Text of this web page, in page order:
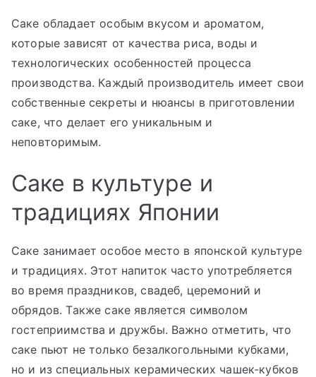
Саке обладает особым вкусом и ароматом,
которые зависят от качества риса, воды и
технологических особенностей процесса
производства. Каждый производитель имеет свои
собственные секреты и нюансы в приготовлении
саке, что делает его уникальным и
неповторимым.
Саке в культуре и
традициях Японии
Саке занимает особое место в японской культуре
и традициях. Этот напиток часто употребляется
во время праздников, свадеб, церемоний и
обрядов. Также саке является символом
гостеприимства и дружбы. Важно отметить, что
саке пьют не только безалкогольными кубками,
но и из специальных керамических чашек-кубков